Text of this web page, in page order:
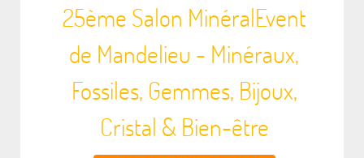
25ème Salon MinéralEvent
de Mandelieu - Minéraux,
Fossiles, Gemmes, Bijoux,
Cristal & Bien-être